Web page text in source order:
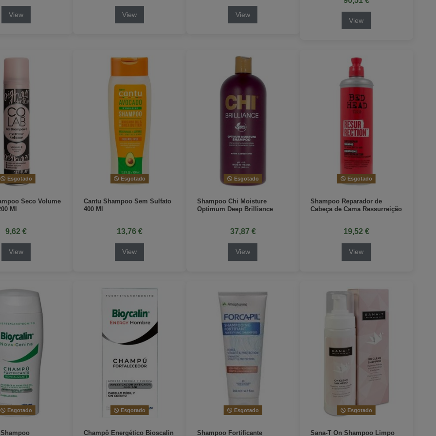
View View View
View
Esgotado
Seco Volume
Ml
9,62 €
View
Esgotado
Cantu Shampoo Sem Sulfato
400 Ml
13,76 €
View
Esgotado
Shampoo Chi Moisture
Optimum Deep Brilliance
37,87 €
View
Esgotado
Shampoo Reparador de
Cabeça de Cama Ressurreição
19,52 €
View
Esgotado Esgotado
Champô Energético Bioscalin
Esgotado
Shampoo Fortificante
Esgotado
Sana-T On Shampoo Limpo